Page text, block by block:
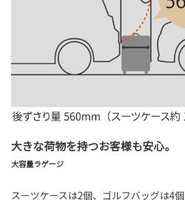
大きな荷物を持つお客様も安心。
大容量ラゲージ
スーツケースは2個、ゴルフバッグは4個